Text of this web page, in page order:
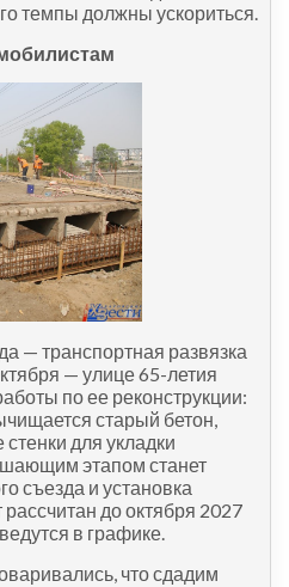
темпы должны ускориться.
— транспортная развязка
— улице 65-летия
по ее реконструкции:
старый бетон,
для укладки
этапом станет
съезда и установка
до октября 2027
в графике.
что сдадим